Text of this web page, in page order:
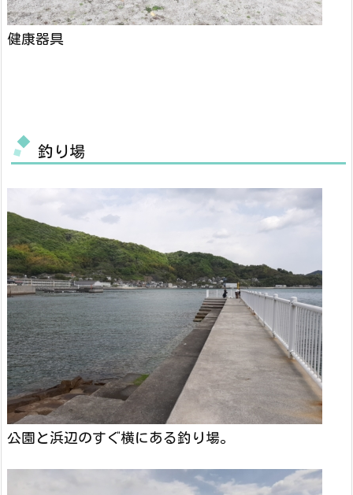
健康器具
釣り場
公園と浜辺のすぐ横にある釣り場。